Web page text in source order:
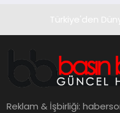
Türkiye'den
Reklam & İşbirliği: